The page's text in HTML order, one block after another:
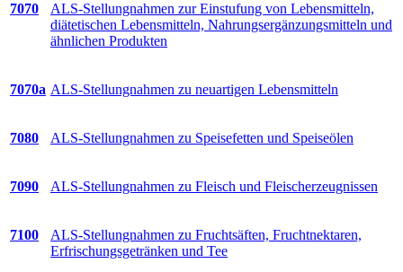
7070
ALS-Stellungnahmen zur Einstufung von Lebensmitteln,
diätetischen Lebensmitteln, Nahrungsergänzungsmitteln und
ähnlichen Produkten
7070a ALS-Stellungnahmen zu neuartigen Lebensmitteln
7080 ALS-Stellungnahmen zu Speisefetten und Speiseölen
7090 ALS-Stellungnahmen zu Fleisch und Fleischerzeugnissen
7100
ALS-Stellungnahmen zu Fruchtsäften, Fruchtnektaren,
Erfrischungsgetränken und Tee